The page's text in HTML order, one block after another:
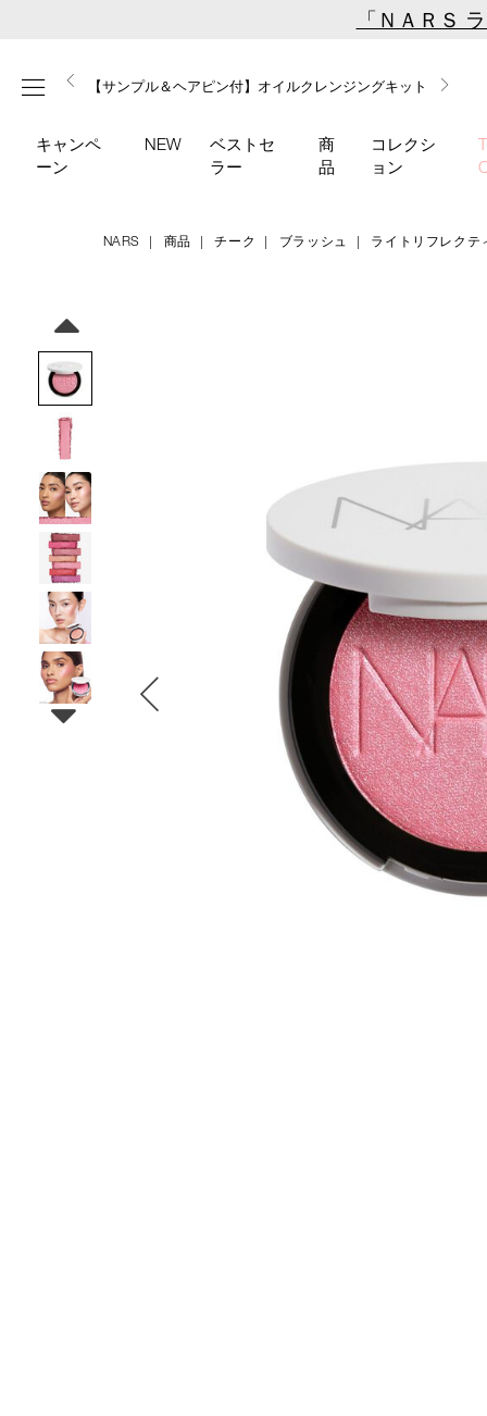
content
「ＮＡＲＳ
メニュー
【ミニパフプレゼント】新リキッドブラッシュご購入でプ
レゼント
【はじめての購入はこちらから】新リキッドブラッシュス
ターターキット
【サンプル＆ヘアピン付】オイルクレンジングキット
【ギフトショッパープレゼント】カラーアイテムをあの人
へのプレゼントに
【ポーチ＆ブラッシュプレゼント】ORGASM CAMPAIGN
キャンペ
ーン
NEW
ベストセ
ラー
商
品
コレクシ
ョン
NARS 商品 チーク ブラッシュ ライトリフレク
luminizing-
04859/4535683284905.html
4535683284905